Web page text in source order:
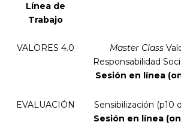
Línea de
Trabajo
VALORES 4.0 Master Class
Responsabilidad
Sesión en línea
EVALUACIÓN Sensibilización (p10
Sesión en línea